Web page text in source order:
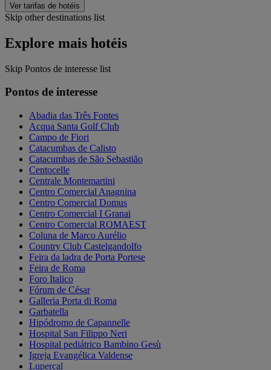
Ver tarifas de hotéis
Skip other destinations list
Explore mais hotéis
Skip Pontos de interesse list
Pontos de interesse
Abadia das Três Fontes
Acqua Santa Golf Club
Campo de Fiori
Catacumbas de Calisto
Catacumbas de São Sebastião
Centocelle
Centrale Montemartini
Centro Comercial Anagnina
Centro Comercial Domus
Centro Comercial I Granai
Centro Comercial ROMAEST
Coluna de Marco Aurélio
Country Club Castelgandolfo
Feira da ladra de Porta Portese
Feira de Roma
Foro Italico
Fórum de César
Galleria Porta di Roma
Garbatella
Hipódromo de Capannelle
Hospital San Filippo Neri
Hospital pediátrico Bambino Gesù
Igreja Evangélica Valdense
Lupercal